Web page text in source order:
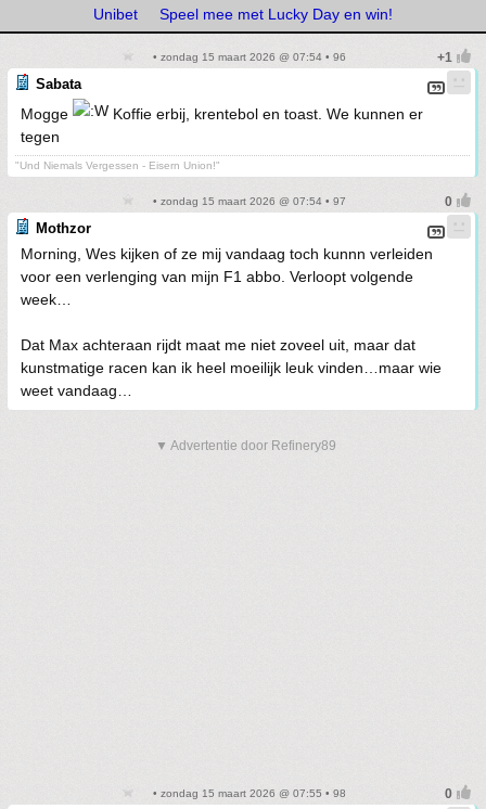
Unibet Speel mee met Lucky Day en win!
• zondag 15 maart 2026 @ 07:54 • 96
Sabata
Mogge
Koffie erbij, krentebol en toast. We kunnen er
tegen
"Und Niemals Vergessen - Eisern Union!"
• zondag 15 maart 2026 @ 07:54 • 97
Mothzor
Morning, Wes kijken of ze mij vandaag toch kunnn verleiden
voor een verlenging van mijn F1 abbo. Verloopt volgende
week…
Dat Max achteraan rijdt maat me niet zoveel uit, maar dat
kunstmatige racen kan ik heel moeilijk leuk vinden…maar wie
weet vandaag…
▼ Advertentie door Refinery89
• zondag 15 maart 2026 @ 07:55 • 98